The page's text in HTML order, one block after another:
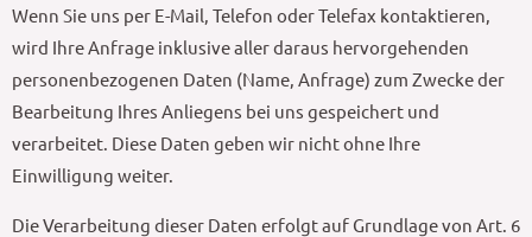
Wenn Sie uns per E-Mail, Telefon oder Telefax kontaktieren,
wird Ihre Anfrage inklusive aller daraus hervorgehenden
personenbezogenen Daten (Name, Anfrage) zum Zwecke der
Bearbeitung Ihres Anliegens bei uns gespeichert und
verarbeitet. Diese Daten geben wir nicht ohne Ihre
Einwilligung weiter.
Die Verarbeitung dieser Daten erfolgt auf Grundlage von Art. 6